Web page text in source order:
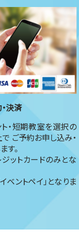
決済
・短期教室を選択の
で ご予約お申し込み・
す。
ットカードのみとな
ベントペイ」となりま